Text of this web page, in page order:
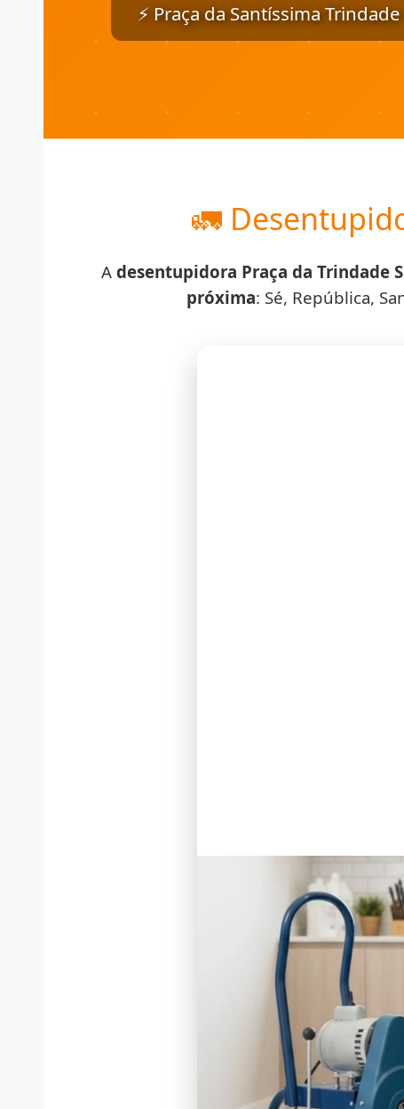
⚡ Praça da Santíssima
🚛
A desentupidora Praça da Trindade
próxima: Sé, República,